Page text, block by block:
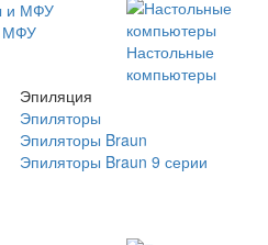
МФУ
Настольные
компьютеры
Эпиляция
Эпиляторы
Эпиляторы Braun
Эпиляторы Braun 9 серии